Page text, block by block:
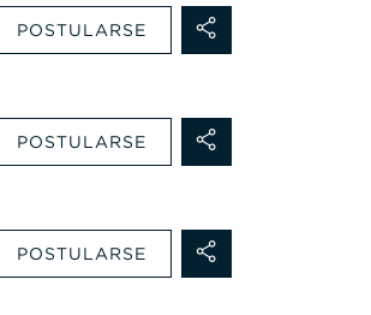
POSTULARSE
POSTULARSE
POSTULARSE